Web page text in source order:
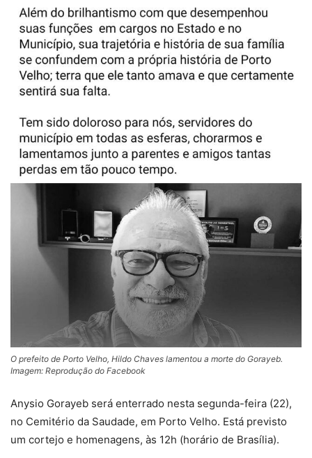
O prefeito de Porto Velho, Hildo Chaves lamentou a morte do Gorayeb.
Imagem: Reprodução do Facebook
Anysio Gorayeb será enterrado nesta segunda-feira (22),
no Cemitério da Saudade, em Porto Velho. Está previsto
um cortejo e homenagens, às 12h (horário de Brasília).